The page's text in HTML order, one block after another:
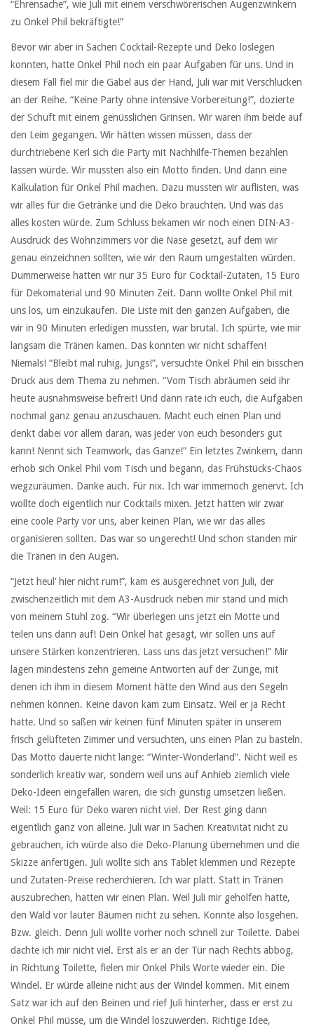
“Ehrensache”, wie Juli mit einem verschwörerischen Augenzwinkern
zu Onkel Phil bekräftigte!”
Bevor wir aber in Sachen Cocktail-Rezepte und Deko loslegen
konnten, hatte Onkel Phil noch ein paar Aufgaben für uns. Und in
diesem Fall fiel mir die Gabel aus der Hand, Juli war mit Verschlucken
an der Reihe. “Keine Party ohne intensive Vorbereitung!”, dozierte
der Schuft mit einem genüsslichen Grinsen. Wir waren ihm beide auf
den Leim gegangen. Wir hätten wissen müssen, dass der
durchtriebene Kerl sich die Party mit Nachhilfe-Themen bezahlen
lassen würde. Wir mussten also ein Motto finden. Und dann eine
Kalkulation für Onkel Phil machen. Dazu mussten wir auflisten, was
wir alles für die Getränke und die Deko brauchten. Und was das
alles kosten würde. Zum Schluss bekamen wir noch einen DIN-A3-
Ausdruck des Wohnzimmers vor die Nase gesetzt, auf dem wir
genau einzeichnen sollten, wie wir den Raum umgestalten würden.
Dummerweise hatten wir nur 35 Euro für Cocktail-Zutaten, 15 Euro
für Dekomaterial und 90 Minuten Zeit. Dann wollte Onkel Phil mit
uns los, um einzukaufen. Die Liste mit den ganzen Aufgaben, die
wir in 90 Minuten erledigen mussten, war brutal. Ich spürte, wie mir
langsam die Tränen kamen. Das konnten wir nicht schaffen!
Niemals! “Bleibt mal ruhig, Jungs!”, versuchte Onkel Phil ein bisschen
Druck aus dem Thema zu nehmen. “Vom Tisch abräumen seid ihr
heute ausnahmsweise befreit! Und dann rate ich euch, die Aufgaben
nochmal ganz genau anzuschauen. Macht euch einen Plan und
denkt dabei vor allem daran, was jeder von euch besonders gut
kann! Nennt sich Teamwork, das Ganze!” Ein letztes Zwinkern, dann
erhob sich Onkel Phil vom Tisch und begann, das Frühstücks-Chaos
wegzuräumen. Danke auch. Für nix. Ich war immernoch genervt. Ich
wollte doch eigentlich nur Cocktails mixen. Jetzt hatten wir zwar
eine coole Party vor uns, aber keinen Plan, wie wir das alles
organisieren sollten. Das war so ungerecht! Und schon standen mir
die Tränen in den Augen.
“Jetzt heul’ hier nicht rum!”, kam es ausgerechnet von Juli, der
zwischenzeitlich mit dem A3-Ausdruck neben mir stand und mich
von meinem Stuhl zog. “Wir überlegen uns jetzt ein Motte und
teilen uns dann auf! Dein Onkel hat gesagt, wir sollen uns auf
unsere Stärken konzentrieren. Lass uns das jetzt versuchen!” Mir
lagen mindestens zehn gemeine Antworten auf der Zunge, mit
denen ich ihm in diesem Moment hätte den Wind aus den Segeln
nehmen können. Keine davon kam zum Einsatz. Weil er ja Recht
hatte. Und so saßen wir keinen fünf Minuten später in unserem
frisch gelüfteten Zimmer und versuchten, uns einen Plan zu basteln.
Das Motto dauerte nicht lange: “Winter-Wonderland”. Nicht weil es
sonderlich kreativ war, sondern weil uns auf Anhieb ziemlich viele
Deko-Ideen eingefallen waren, die sich günstig umsetzen ließen.
Weil: 15 Euro für Deko waren nicht viel. Der Rest ging dann
eigentlich ganz von alleine. Juli war in Sachen Kreativität nicht zu
gebrauchen, ich würde also die Deko-Planung übernehmen und die
Skizze anfertigen. Juli wollte sich ans Tablet klemmen und Rezepte
und Zutaten-Preise recherchieren. Ich war platt. Statt in Tränen
auszubrechen, hatten wir einen Plan. Weil Juli mir geholfen hatte,
den Wald vor lauter Bäumen nicht zu sehen. Konnte also losgehen.
Bzw. gleich. Denn Juli wollte vorher noch schnell zur Toilette. Dabei
dachte ich mir nicht viel. Erst als er an der Tür nach Rechts abbog,
in Richtung Toilette, fielen mir Onkel Phils Worte wieder ein. Die
Windel. Er würde alleine nicht aus der Windel kommen. Mit einem
Satz war ich auf den Beinen und rief Juli hinterher, dass er erst zu
Onkel Phil müsse, um die Windel loszuwerden. Richtige Idee,